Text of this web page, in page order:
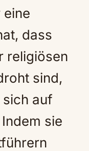
eine
dass
religiösen
sind,
auf
sie